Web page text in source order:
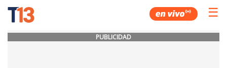
☰
PUBLICIDAD